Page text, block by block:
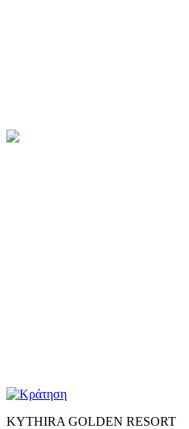
KYTHIRA GOLDEN RESORT